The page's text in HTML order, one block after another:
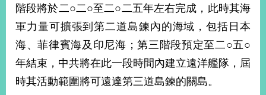
資
國
家
與
地
階段將於二○二○至二○二五年左右完成，此時其海
軍力量可擴張到第二道島鍊內的海域，包括日本
海、菲律賓海及印尼海；第三階段預定至二○五○
年結束，中共將在此一段時間內建立遠洋艦隊，屆
時其活動範圍將可遠達第三道島鍊的關島。